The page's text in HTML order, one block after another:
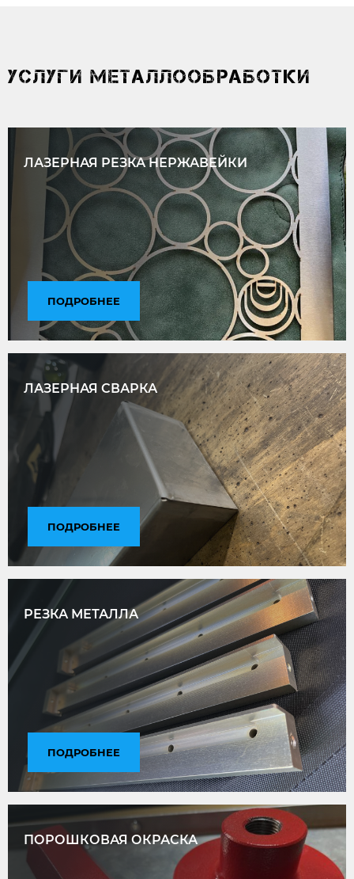
УСЛУГИ МЕТАЛЛООБРАБОТКИ
ЛАЗЕРНАЯ РЕЗКА НЕРЖАВЕЙКИ
ПОДРОБНЕЕ
ЛАЗЕРНАЯ СВАРКА
ПОДРОБНЕЕ
РЕЗКА МЕТАЛЛА
ПОДРОБНЕЕ
ПОРОШКОВАЯ ОКРАСКА